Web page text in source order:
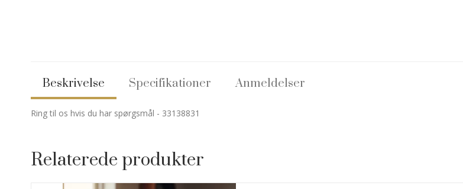
Beskrivelse Specifikationer Anmeldelser
Ring til os hvis du har spørgsmål - 33138831
Relaterede produkter